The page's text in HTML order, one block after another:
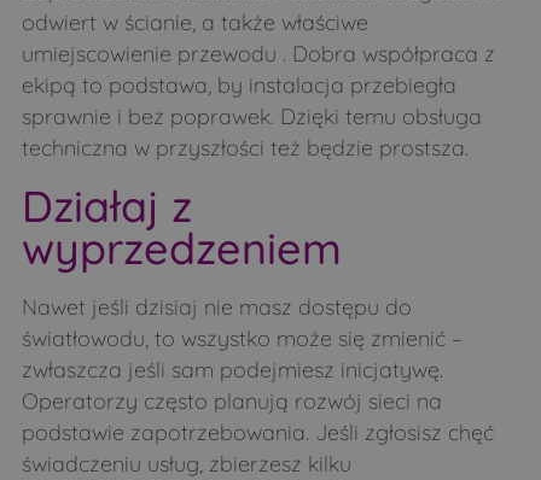
odwiert w ścianie, a także właściwe
umiejscowienie przewodu . Dobra współpraca z
ekipą to podstawa, by instalacja przebiegła
sprawnie i bez poprawek. Dzięki temu obsługa
techniczna w przyszłości też będzie prostsza.
Działaj z
wyprzedzeniem
Nawet jeśli dzisiaj nie masz dostępu do
światłowodu, to wszystko może się zmienić –
zwłaszcza jeśli sam podejmiesz inicjatywę.
Operatorzy często planują rozwój sieci na
podstawie zapotrzebowania. Jeśli zgłosisz chęć
świadczeniu usług, zbierzesz kilku